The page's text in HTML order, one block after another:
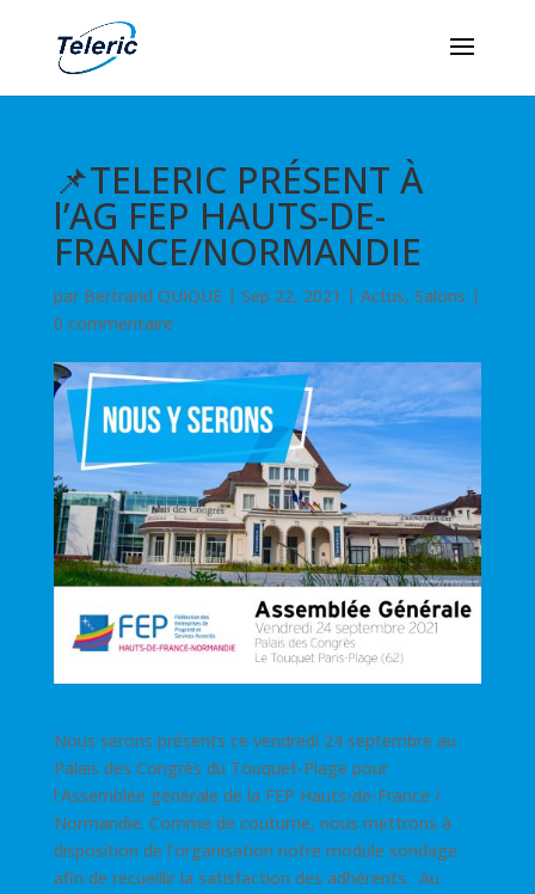
📌TELERIC PRÉSENT À
l’AG FEP HAUTS-DE-
FRANCE/NORMANDIE
par Bertrand QUIQUE| Sep 22, 2021 | Actus, Salons |
0 commentaire
Nous serons présents ce vendredi 24 septembre au
Palais des Congrès du Touquet-Plage pour
l’Assemblée générale de la FEP Hauts-de-France /
Normandie. Comme de coutume, nous mettrons à
disposition de l’organisation notre module sondage
afin de recueillir la satisfaction des adhérents. Au